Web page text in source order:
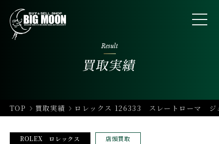
Result
買取実績
TOP 買取実績 ロレックス 126333 スレートローマ ジ
ROLEX ロレックス 店頭買取